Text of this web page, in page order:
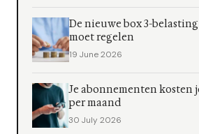
De nieuwe box 3-
moet regelen
19 June 2026
Je abonnementen kosten
per maand
30 July 2026